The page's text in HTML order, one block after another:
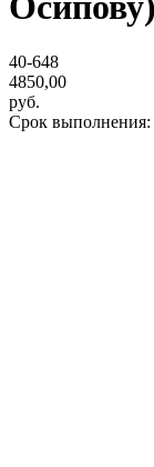
40-648
4850,00
руб.
Срок выполнения: